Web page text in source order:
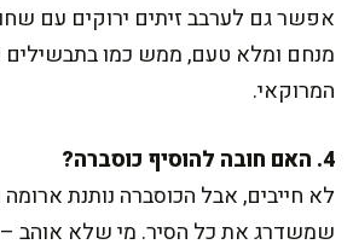
אפשר גם לערבב זיתים ירוקים עם
מנחם ומלא טעם, ממש כמו
המרוקאי.
4. האם חובה להוסיף כוסברה?
לא חייבים, אבל הכוסברה נותנת
שמשדרג את כל הסיר. מי שלא אוהב –